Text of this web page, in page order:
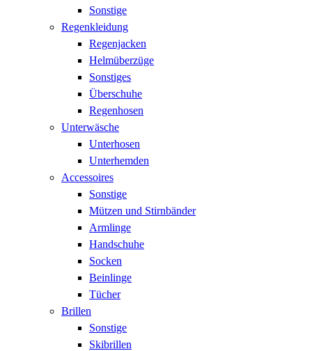
Sonstige
Regenkleidung
Regenjacken
Helmüberzüge
Sonstiges
Überschuhe
Regenhosen
Unterwäsche
Unterhosen
Unterhemden
Accessoires
Sonstige
Mützen und Stirnbänder
Armlinge
Handschuhe
Socken
Beinlinge
Tücher
Brillen
Sonstige
Skibrillen